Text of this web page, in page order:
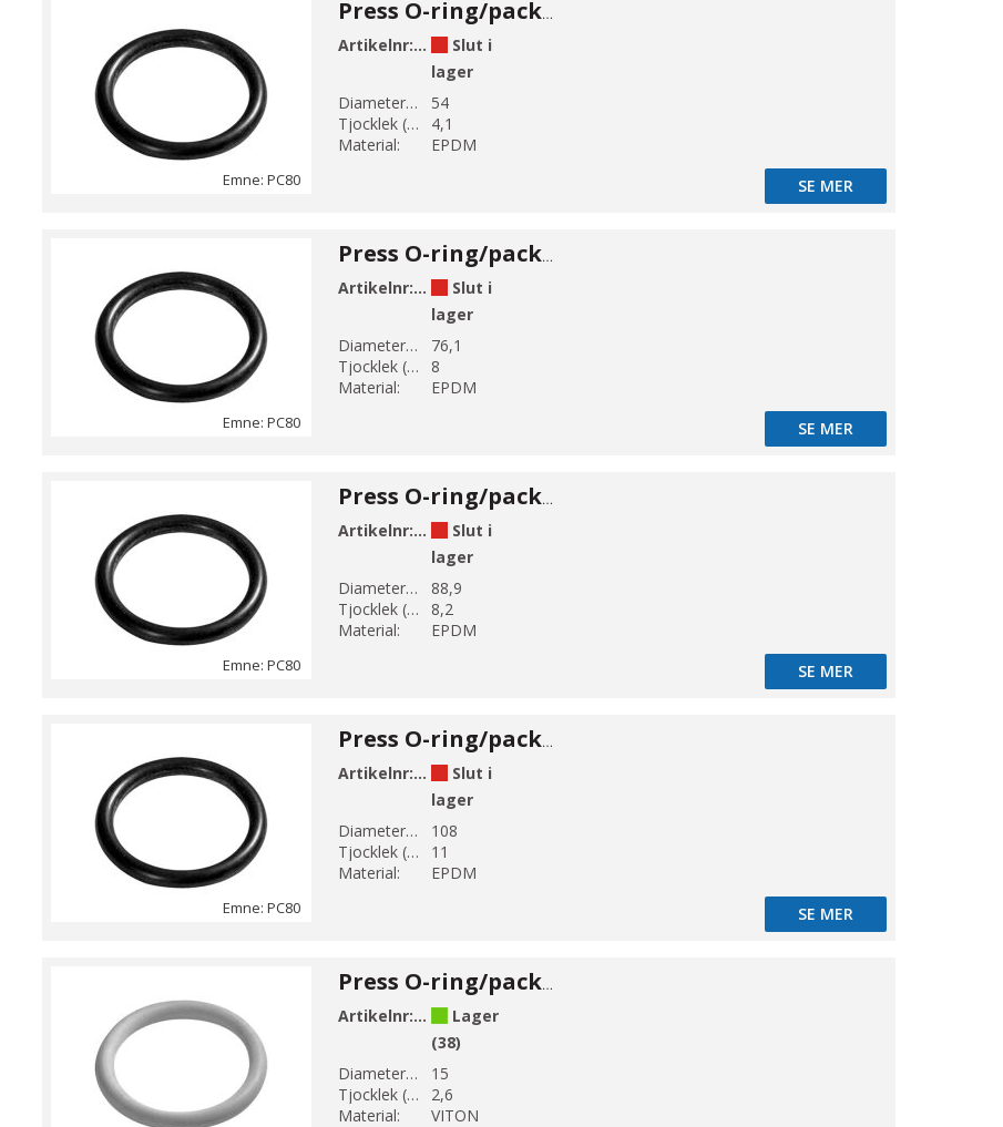
Emne: PC80
Press O-ring/packning 54
Artikelnr:PC80-54
Slut i
lager
Diameter 1 (mm):
54
Tjocklek (mm):
4,1
Material:
EPDM
SE MER
Emne: PC80
Press O-ring/packning 76,1
Artikelnr:PC80-76
Slut i
lager
Diameter 1 (mm):
76,1
Tjocklek (mm):
8
Material:
EPDM
SE MER
Emne: PC80
Press O-ring/packning 88,9
Artikelnr:PC80-88
Slut i
lager
Diameter 1 (mm):
88,9
Tjocklek (mm):
8,2
Material:
EPDM
SE MER
Emne: PC80
Press O-ring/packning 108
Artikelnr:PC80-108
Slut i
lager
Diameter 1 (mm):
108
Tjocklek (mm):
11
Material:
EPDM
SE MER
Press O-ring/packning 15
Artikelnr:PC81-15
Lager
(38)
Diameter 1 (mm):
15
Tjocklek (mm):
2,6
Material:
VITON